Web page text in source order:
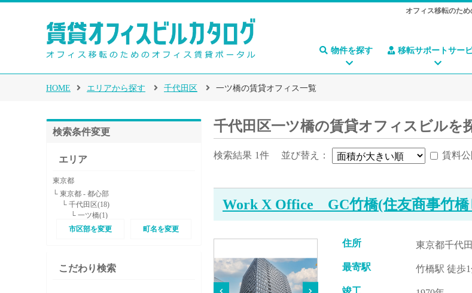
オフィス移転のた
物件を探す 移転サポートサー
HOME エリアから探す 千代田区 一ツ橋の賃貸オフィス一覧
検索条件変更
エリア
東京都
└ 東京都 - 都心部
└ 千代田区(18)
└ 一ツ橋(1)
市区部を変更
町名を変更
こだわり検索
千代田区一ツ橋の賃貸オフィスビルを
検索結果 1件 並び替え： 賃料
Work X Office GC竹橋(住友商事竹橋
住所 東京都千代
最寄駅 竹橋駅 徒歩
竣工